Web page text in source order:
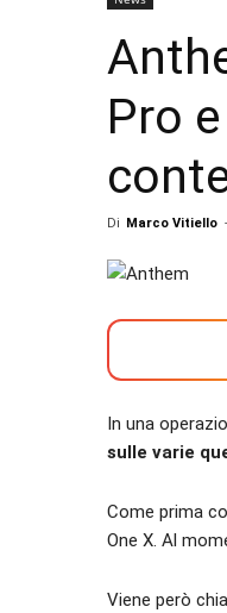
Pro
Di Marco Vitiello -
In una
sulle varie
Come prima
One X. Al
Viene però